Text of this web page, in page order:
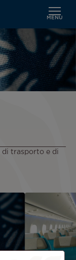
MENU
trasporto e di